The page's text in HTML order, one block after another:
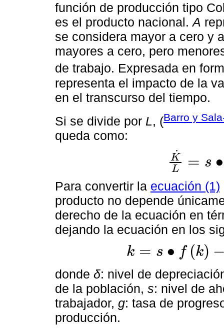
función de producción tipo
es el producto nacional.A
se considera mayor a cero y
mayores a cero, pero
de trabajo. Expresada en
representa el impacto de la
en el transcurso del tiempo.
Si se divide por L, (Barro y
queda como:
K
˙
L = s ∙
K˙L= fk-δ
Para convertir la ecuación (1)
producto no depende
derecho de la ecuación en
dejando la ecuación en los
k = s ∙ f (k)
k=s fk- n +δ+ g∙k
donde δ: nivel de
de la población, s: nivel de
trabajador, g: tasa de
producción.